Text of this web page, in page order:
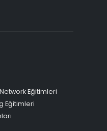
Eğitimleri
Eğitimleri